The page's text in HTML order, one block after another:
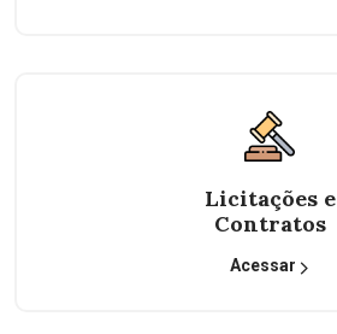
Licitações e
Contratos
Acessar